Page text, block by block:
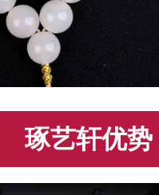
琢艺轩优势